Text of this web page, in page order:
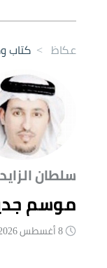
عكاظ > كتاب
سلطان
موسم